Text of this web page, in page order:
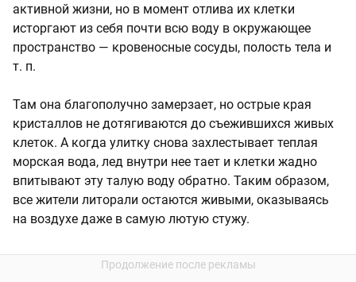
активной жизни, но в момент отлива их клетки
исторгают из себя почти всю воду в окружающее
пространство — кровеносные сосуды, полость тела и
т. п.
Там она благополучно замерзает, но острые края
кристаллов не дотягиваются до съежившихся живых
клеток. А когда улитку снова захлестывает теплая
морская вода, лед внутри нее тает и клетки жадно
впитывают эту талую воду обратно. Таким образом,
все жители литорали остаются живыми, оказываясь
на воздухе даже в самую лютую стужу.